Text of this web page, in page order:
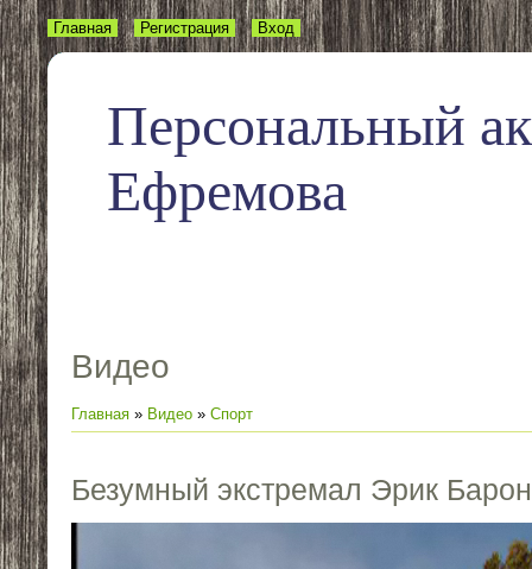
Персональный
Ефремова
Главная Регистрация Вход
Видео
Главная » Видео » Спорт
Безумный экстремал Эрик Барон